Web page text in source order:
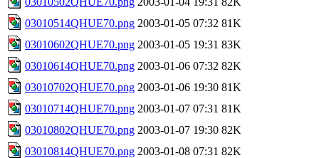
03010514QHUE70.png 2003-01-05 07:32 81K
03010602QHUE70.png 2003-01-05 19:31 83K
03010614QHUE70.png 2003-01-06 07:32 82K
03010702QHUE70.png 2003-01-06 19:30 81K
03010714QHUE70.png 2003-01-07 07:31 81K
03010802QHUE70.png 2003-01-07 19:30 82K
03010814QHUE70.png 2003-01-08 07:31 82K